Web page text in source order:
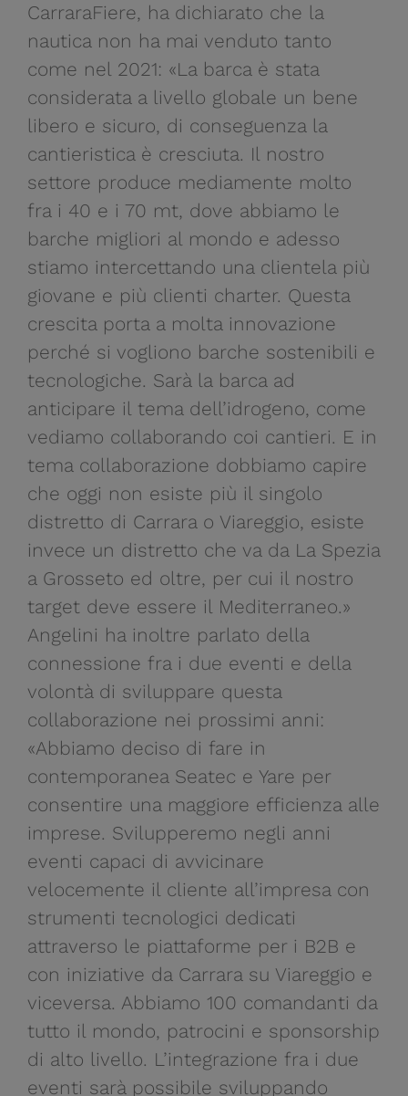
CarraraFiere, ha dichiarato che la
nautica non ha mai venduto tanto
come nel 2021: «La barca è stata
considerata a livello globale un bene
libero e sicuro, di conseguenza la
cantieristica è cresciuta. Il nostro
settore produce mediamente molto
fra i 40 e i 70 mt, dove abbiamo le
barche migliori al mondo e adesso
stiamo intercettando una clientela più
giovane e più clienti charter. Questa
crescita porta a molta innovazione
perché si vogliono barche sostenibili e
tecnologiche. Sarà la barca ad
anticipare il tema dell’idrogeno, come
vediamo collaborando coi cantieri. E in
tema collaborazione dobbiamo capire
che oggi non esiste più il singolo
distretto di Carrara o Viareggio, esiste
invece un distretto che va da La Spezia
a Grosseto ed oltre, per cui il nostro
target deve essere il Mediterraneo.»
Angelini ha inoltre parlato della
connessione fra i due eventi e della
volontà di sviluppare questa
collaborazione nei prossimi anni:
«Abbiamo deciso di fare in
contemporanea Seatec e Yare per
consentire una maggiore efficienza alle
imprese. Svilupperemo negli anni
eventi capaci di avvicinare
velocemente il cliente all’impresa con
strumenti tecnologici dedicati
attraverso le piattaforme per i B2B e
con iniziative da Carrara su Viareggio e
viceversa. Abbiamo 100 comandanti da
tutto il mondo, patrocini e sponsorship
di alto livello. L’integrazione fra i due
eventi sarà possibile sviluppando